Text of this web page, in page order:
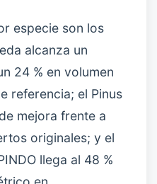
especie son los
alcanza un
24 % en volumen
referencia; el Pinus
mejora frente a
originales; y el
llega al 48 %